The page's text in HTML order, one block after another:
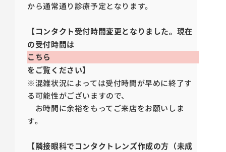
から通常通り診療予定となります。
【コンタクト受付時間変更となりました。現在
の受付時間は
こちら
をご覧ください】
※混雑状況によっては受付時間が早めに終了す
る可能性がございますので、
お時間に余裕をもってご来店をお願いしま
す。
【隣接眼科でコンタクトレンズ作成の方（未成